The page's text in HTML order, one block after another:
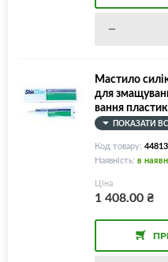
Мастило
для
вання
зпечує
одостійке
80г/тюбик
ПОКАЗАТИ
Код товару: 44813
Наявність: в
Ціна
1 408.00₴